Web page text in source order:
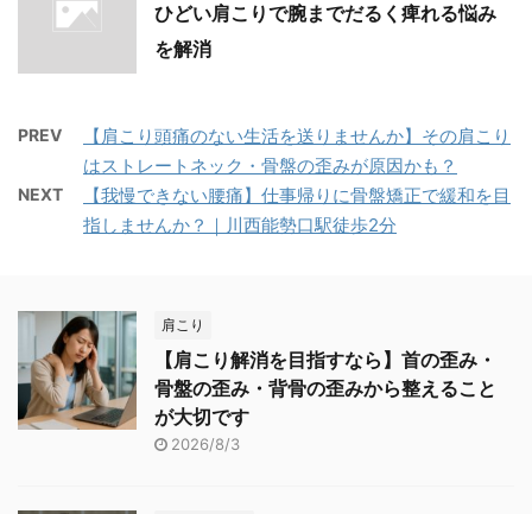
ひどい肩こりで腕までだるく痺れる悩み
を解消
PREV
【肩こり頭痛のない生活を送りませんか】その肩こり
はストレートネック・骨盤の歪みが原因かも？
NEXT
【我慢できない腰痛】仕事帰りに骨盤矯正で緩和を目
指しませんか？｜川西能勢口駅徒歩2分
肩こり
【肩こり解消を目指すなら】首の歪み・
骨盤の歪み・背骨の歪みから整えること
が大切です
2026/8/3